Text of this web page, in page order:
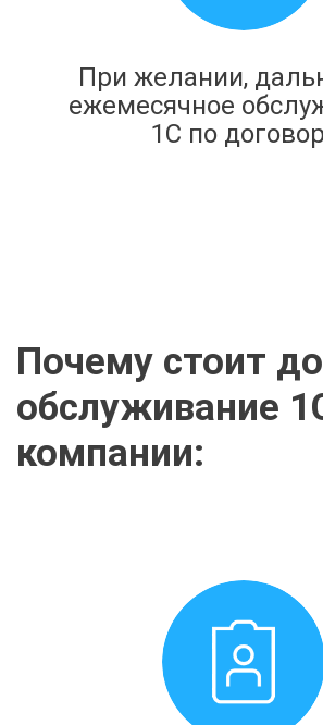
При желании,
ежемесячное
1С по
Почему стоит
обслуживание
компании: